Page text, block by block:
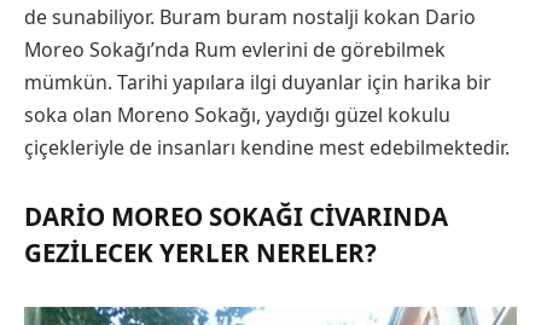
de sunabiliyor. Buram buram nostalji kokan Dario
Moreo Sokağı’nda Rum evlerini de görebilmek
mümkün. Tarihi yapılara ilgi duyanlar için harika bir
soka olan Moreno Sokağı, yaydığı güzel kokulu
çiçekleriyle de insanları kendine mest edebilmektedir.
DARIO MOREO SOKAĞI CIVARINDA
GEZILECEK YERLER NERELER?